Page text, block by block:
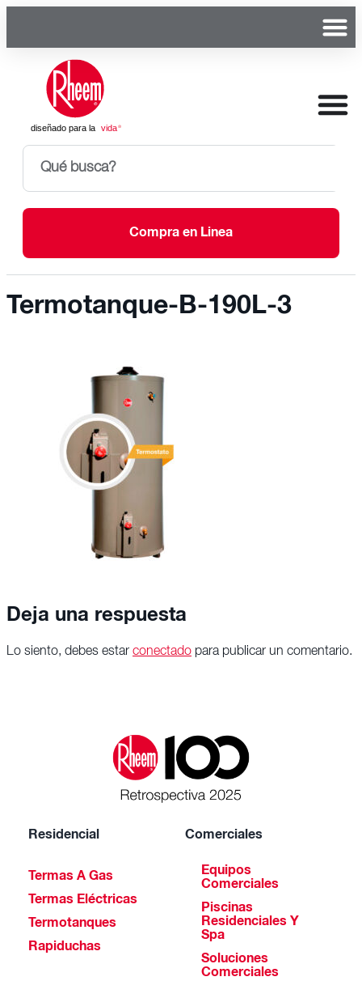
Compra en Linea
Termotanque-B-190L-3
Deja una respuesta
Lo siento, debes estar conectado para publicar un comentario.
Residencial
Termas A Gas
Termas Eléctricas
Termotanques
Rapiduchas
Comerciales
Equipos
Comerciales
Piscinas
Residenciales Y
Spa
Soluciones
Comerciales